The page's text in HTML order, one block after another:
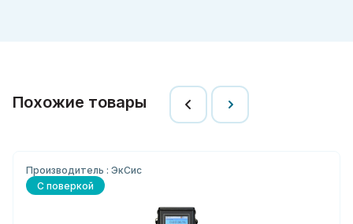
Похожие товары
Производитель : ЭкСис
С поверкой